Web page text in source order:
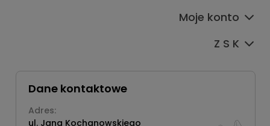
Moje konto
Z S K
Dane kontaktowe
Adres:
ul. Jana Kochanowskiego